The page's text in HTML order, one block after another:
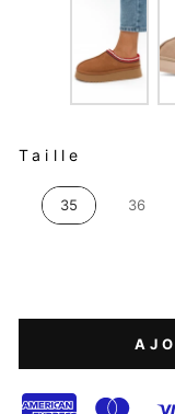
Taille
35 36